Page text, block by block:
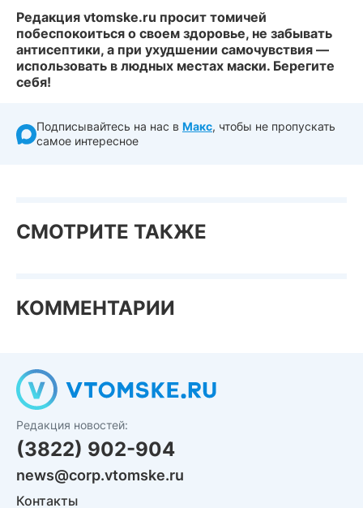
Редакция vtomske.ru просит томичей
побеспокоиться о своем здоровье, не забывать
антисептики, а при ухудшении самочувствия —
использовать в людных местах маски. Берегите
себя!
Подписывайтесь на нас в Макс, чтобы не пропускать
самое интересное
СМОТРИТЕ ТАКЖЕ
КОММЕНТАРИИ
Редакция новостей:
(3822) 902-904
news@corp.vtomske.ru
Контакты